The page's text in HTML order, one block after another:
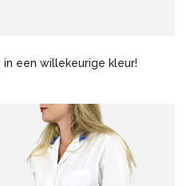
een willekeurige kleur!